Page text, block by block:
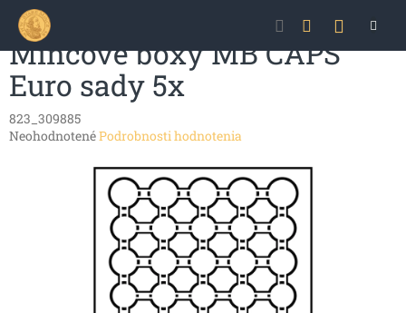
Prejsť
obsah
Mincové boxy MB CAPS
Euro sady 5x
823_309885
Priemerné
NeohodnotenéPodrobnosti hodnotenia